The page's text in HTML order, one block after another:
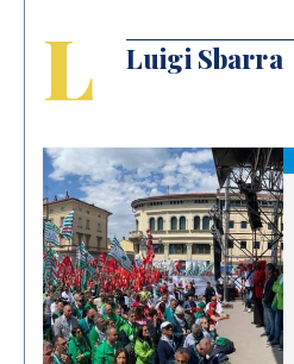
L Luigi Sbarra